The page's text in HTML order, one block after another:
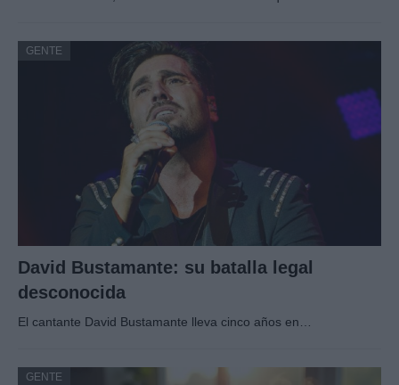
GENTE
David Bustamante: su batalla legal
desconocida
El cantante David Bustamante lleva cinco años en…
GENTE